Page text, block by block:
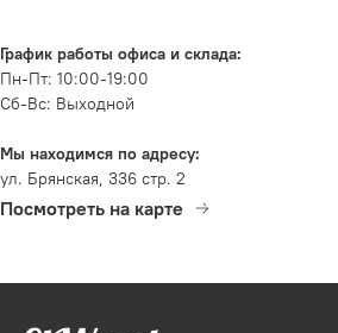
График работы офиса и склада:
Пн-Пт: 10:00-19:00
Сб-Вс: Выходной
Мы находимся по адресу:
ул. Брянская, 336 стр. 2
Посмотреть на карте